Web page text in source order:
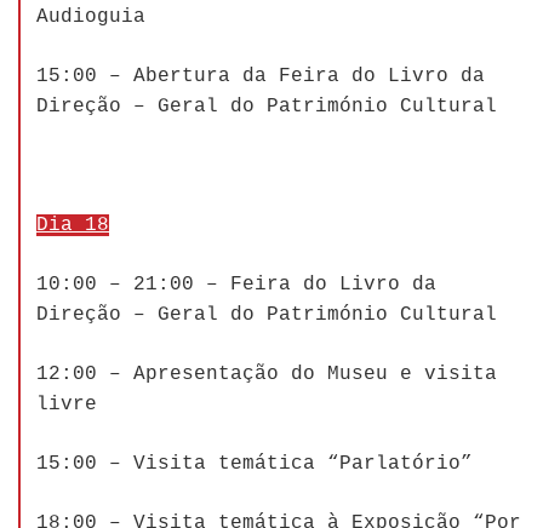
Audioguia
15:00 – Abertura da Feira do Livro da
Direção – Geral do Património Cultural
Dia 18
10:00 – 21:00 – Feira do Livro da
Direção – Geral do Património Cultural
12:00 – Apresentação do Museu e visita
livre
15:00 – Visita temática “Parlatório”
18:00 – Visita temática à Exposição “Por